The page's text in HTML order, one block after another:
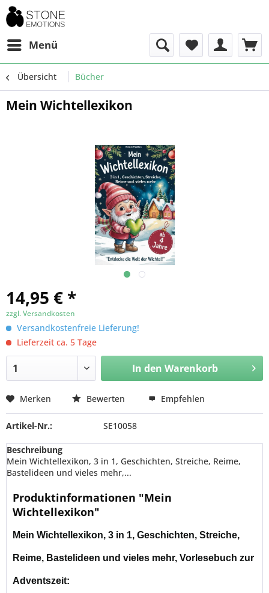
Menü
Übersicht Bücher
Mein Wichtellexikon
14,95 € *
zzgl. Versandkosten
Versandkostenfreie Lieferung!
Lieferzeit ca. 5 Tage
In den Warenkorb
Merken Bewerten Empfehlen
Artikel-Nr.: SE10058
Beschreibung
Mein Wichtellexikon, 3 in 1, Geschichten, Streiche, Reime,
Bastelideen und vieles mehr,...
Produktinformationen "Mein
Wichtellexikon"
Mein Wichtellexikon, 3 in 1, Geschichten, Streiche,
Reime, Bastelideen und vieles mehr, Vorlesebuch zur
Adventszeit: